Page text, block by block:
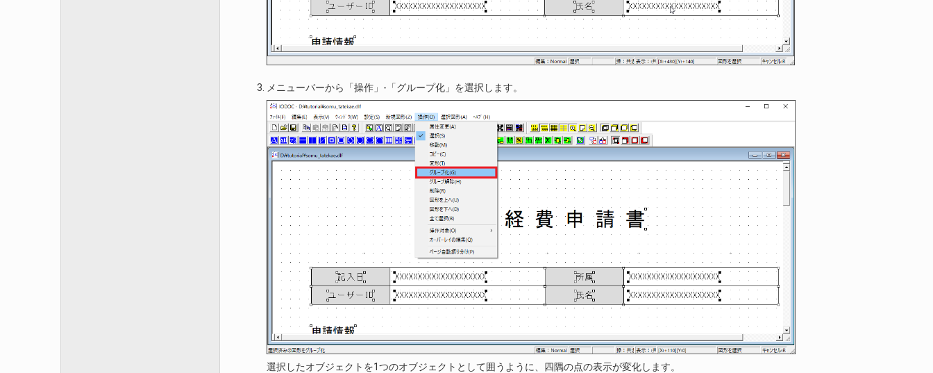
メニューバーから「操作」-「グループ化」を選択します。
選択したオブジェクトを1つのオブジェクトとして囲うように、四隅の点の表示が変化します。